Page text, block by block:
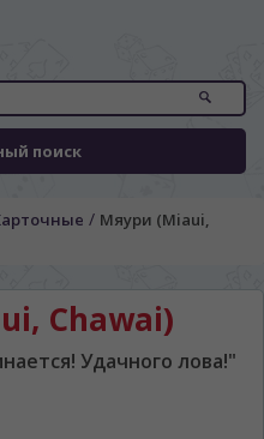
поиск
/ Мяури (Miaui,
Chawai)
Удачного лова!"